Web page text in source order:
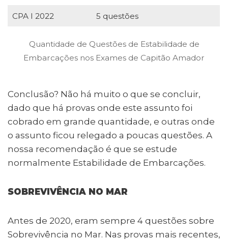
CPA I 2022 5 questões
Quantidade de Questões de Estabilidade de
Embarcações nos Exames de Capitão Amador
Conclusão? Não há muito o que se concluir,
dado que há provas onde este assunto foi
cobrado em grande quantidade, e outras onde
o assunto ficou relegado a poucas questões. A
nossa recomendação é que se estude
normalmente Estabilidade de Embarcações.
SOBREVIVÊNCIA NO MAR
Antes de 2020, eram sempre 4 questões sobre
Sobrevivência no Mar. Nas provas mais recentes,